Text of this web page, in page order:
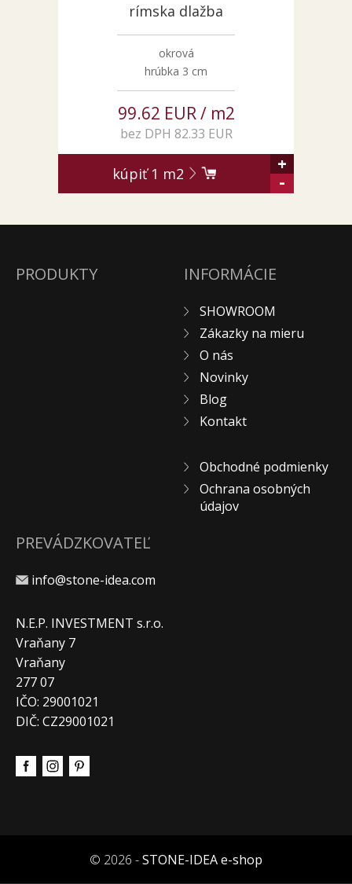
rímska dlažba
okrová
hrúbka 3 cm
99.62 EUR / m2
bez DPH 82.33 EUR
kúpiť1 m2
+
-
PRODUKTY INFORMÁCIE
SHOWROOM
Zákazky na mieru
O nás
Novinky
Blog
Kontakt
Obchodné podmienky
Ochrana osobných
údajov
PREVÁDZKOVATEĽ
info@stone-idea.com
N.E.P. INVESTMENT s.r.o.
Vraňany 7
Vraňany
277 07
IČO: 29001021
DIČ: CZ29001021
© 2026 -STONE-IDEA e-shop